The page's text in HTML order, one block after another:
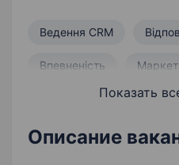
Ведення CRM
Впевненість
Робота із запереченнями
Грамотна усна та
Показать
Описание